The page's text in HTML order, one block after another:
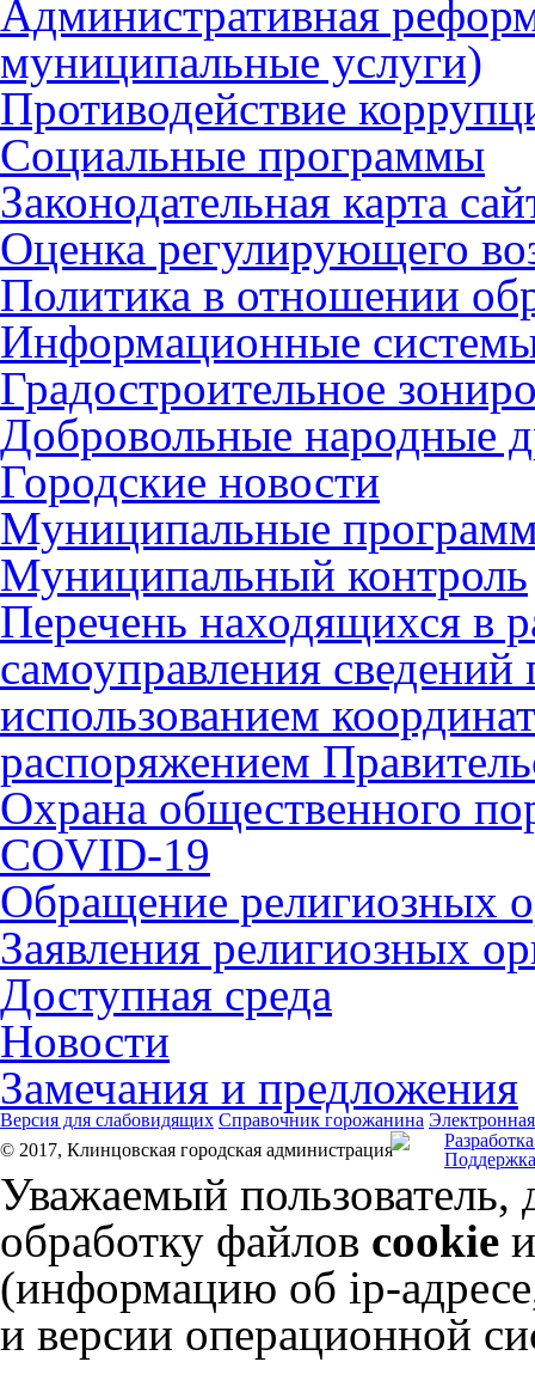
Административная
муниципальные услуги)
Противодействие
Социальные программы
Законодательная карта
Оценка регулирующего
Политика в отношении
Информационные
Градостроительное
Добровольные народные
Городские новости
Муниципальные
Муниципальный контроль
Перечень находящихся в
самоуправления
использованием
распоряжением
Охрана общественного
COVID-19
Обращение религиозных
Заявления религиозных
Доступная среда
Новости
Замечания и предложения
Версия для слабовидящих Справочник горожанина
© 2017, Клинцовская городская администрация
Уважаемый пользователь,
обработку файлов cookie
(информацию об ip-адресе
и версии операционной